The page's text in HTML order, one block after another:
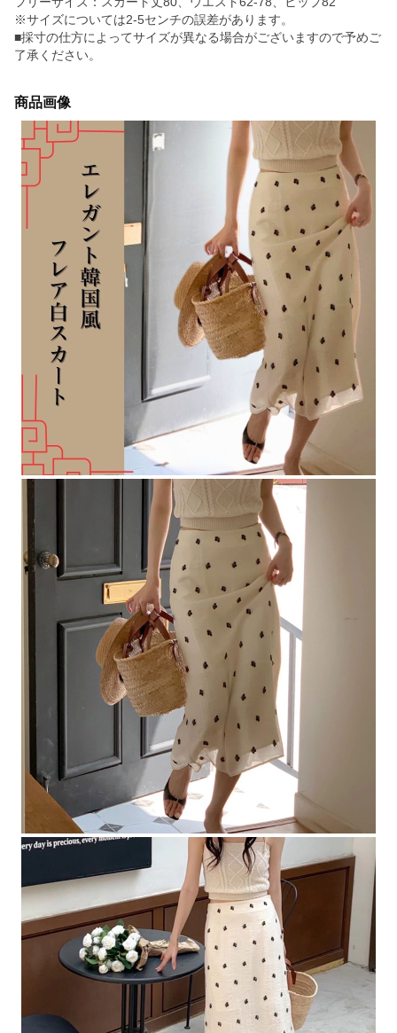
※サイズについては2-5センチの誤差があります。
■採寸の仕方によってサイズが異なる場合がございますので予めご
了承ください。
商品画像